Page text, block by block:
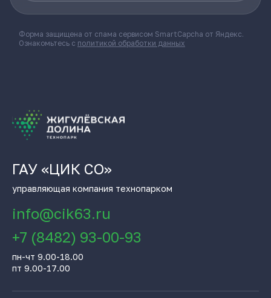
Форма защищена от спама сервисом SmartCapcha от Яндекс.
Ознакомьтесь с политикой обработки данных
ГАУ «ЦИК СО»
управляющая компания технопарком
info@cik63.ru
+7 (8482) 93-00-93
пн-чт 9.00-18.00
пт 9.00-17.00